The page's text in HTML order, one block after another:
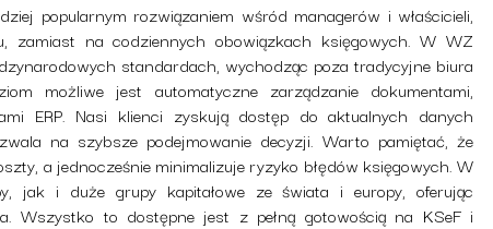
popularnym rozwiązaniem wśród managerów i właścicieli,
na codziennych obowiązkach księgowych. W WZ
standardach, wychodząc poza tradycyjne biura
możliwe jest automatyczne zarządzanie dokumentami,
ERP. Nasi klienci zyskują dostęp do aktualnych danych
na szybsze podejmowanie decyzji. Warto pamiętać, że
a jednocześnie minimalizuje ryzyko błędów księgowych. W
jak i duże grupy kapitałowe ze świata i europy, oferując
Wszystko to dostępne jest z pełną gotowością na KSeF i